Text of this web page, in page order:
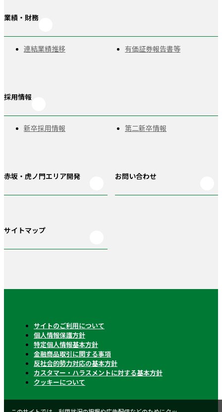
業績・財務
連結業績推移 有価証券報告書等
採用情報
新卒採用情報 第二新卒情報
赤坂・虎ノ門 エリア開発 お問い合わせ
サイトマップ
サイトのご利用について
個人情報保護方針
特定個人情報基本方針
金融商品取引に関する事項
反社会的勢力対応の基本方針
カスタマー・ハラスメントに対する基本方針
クッキーについて